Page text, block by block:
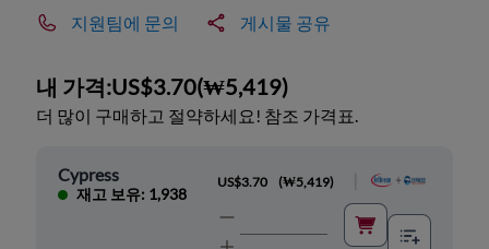
지원팀에 문의 게시물 공유
내 가격:US$3.70(₩5,419)
더 많이 구매하고 절약하세요! 참조 가격표.
Cypress
재고 보유: 1,938
US$3.70 (₩5,419)